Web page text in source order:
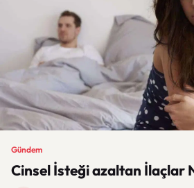
Gündem
Cinsel İsteği azaltan İlaçlar